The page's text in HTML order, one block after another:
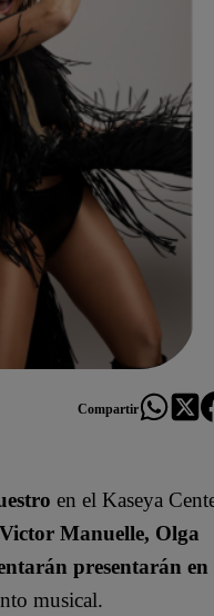
Compartir
en el Kaseya
Manuelle, Olga
presentarán en
musical.